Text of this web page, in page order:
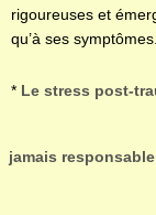
rigoureuses et
qu’à ses symptômes.
* Le stress post-
jamais